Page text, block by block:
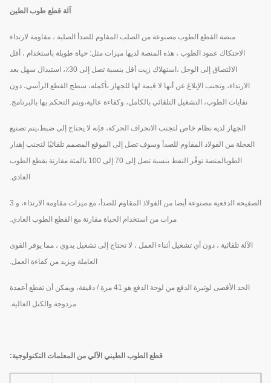
آلة قطع طوب الطين
منصة القطع الطوب مصنوعة من الصلب المقاوم للصدأ الصلبة ، مقاومة لارتداء
الاحتكاك عمود الطوب ، هذه المنصة لديها ميزات مثل: حياة طويلة باستخدام ، أقل
الالتصاق إلى الوحل ،استهلاك زيت أقل بنسبة تصل إلى 30٪، استبدال سهل بعد
الارتداء، وتجنب الإبلاغ عن أنها لا قيمة لها للجهاز بأكمله، سطح القطع الرأسي، دون
نفايات الطوب، التشغيل التلقائي بالكامل، وكفاءة عالية،ويتم التحكم بها بالبرنامج.
الجهاز لديه نظام خاص لتجنب الانحراف الحركة، فإنه لا يحتاج إلى ضبط،يتم تصنيع
العجلة من الفولاذ المقاوم للصدأ وسوف تصل إلى الموقع المصمم تلقائيًا لتجنب إهدار
الطوبالمنصة توفّر النفط بنسبة تصل إلى 70 إلى 100 بالمئة مقارنة بقطع الطوب
العادي.
الصفيحة الدفعية مصنوعة أيضا من الفولاذ المقاوم للصدأ، مع ميزات مقاومة الارتداء، و 3
مرات من استخدام الحياة مقارنة مع القطع الطوب العادي.
الآلة تلقائية ، دون أي تشغيل أثناء العمل ، لا تحتاج إلى تشغيل يدوي ، مما يوفر القوى
العاملة ويزيد من كفاءة العمل.
الحد الأقصى لوتيرة الدفع من لوحة الدفع هو 41 مرة / دقيقة، ويمكن أن تقطع أعمدة
مزدوجة والكتل العالية.
قطع الطوب الطيني الآلي من المعلمات التكنولوجية: